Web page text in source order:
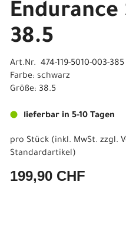
Endurance
38.5
Art.Nr. 474-119-5010-003-385
Farbe: schwarz
Größe: 38.5
lieferbar in 5-10 Tagen
pro Stück (inkl. MwSt. zzgl.
Standardartikel)
199,90 CHF